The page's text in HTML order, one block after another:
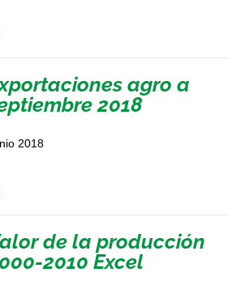
agro a
2018
2018
de la producción
2010 Excel